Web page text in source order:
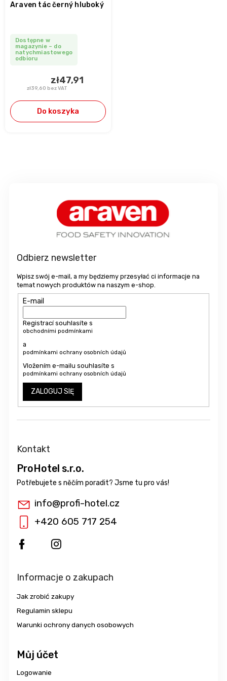
Araven tác černý hluboký
Dostępne w
magazynie – do
natychmiastowego
odbioru
zł39,60 bez VAT
zł47,91
Do koszyka
Odbierz newsletter
Wpisz swój e-mail, a my będziemy przesyłać ci informacje na
temat nowych produktów na naszym e-shop.
E-mail
Registrací souhlasíte s
obchodními podmínkami
a
podmínkami ochrany osobních údajů
Vložením e-mailu souhlasíte s
podmínkami ochrany osobních údajů
ZALOGUJ SIĘ
Kontakt
ProHotel s.r.o.
info@profi-hotel.cz
+420 605 717 254
Informacje o zakupach
Jak zrobić zakupy
Regulamin sklepu
Warunki ochrony danych osobowych
Můj účet
Logowanie